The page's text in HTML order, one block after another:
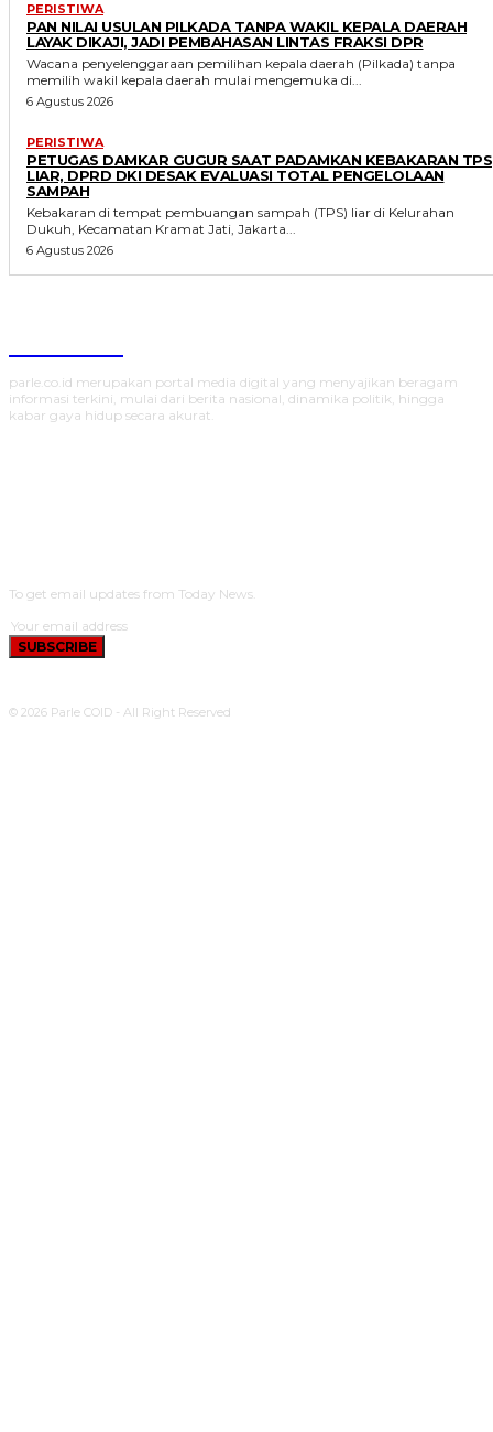
PERISTIWA
PAN NILAI USULAN PILKADA TANPA WAKIL KEPALA DAERAH
LAYAK DIKAJI, JADI PEMBAHASAN LINTAS FRAKSI DPR
Wacana penyelenggaraan pemilihan kepala daerah (Pilkada) tanpa
memilih wakil kepala daerah mulai mengemuka di...
6 Agustus 2026
PERISTIWA
PETUGAS DAMKAR GUGUR SAAT PADAMKAN KEBAKARAN TPS
LIAR, DPRD DKI DESAK EVALUASI TOTAL PENGELOLAAN
SAMPAH
Kebakaran di tempat pembuangan sampah (TPS) liar di Kelurahan
Dukuh, Kecamatan Kramat Jati, Jakarta...
6 Agustus 2026
parle.co.id merupakan portal media digital yang menyajikan beragam
informasi terkini, mulai dari berita nasional, dinamika politik, hingga
kabar gaya hidup secara akurat.
To get email updates from Today News.
SUBSCRIBE
© 2026 Parle COID - All Right Reserved